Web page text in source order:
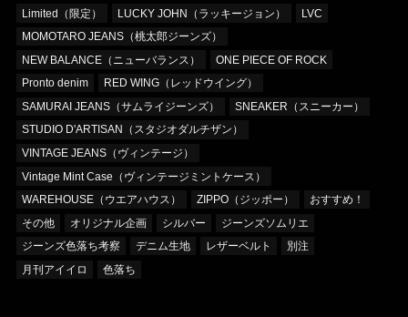
Limited（限定）
LUCKY JOHN（ラッキージョン）
LVC
MOMOTARO JEANS（桃太郎ジーンズ）
NEW BALANCE（ニューバランス）
ONE PIECE OF ROCK
Pronto denim
RED WING（レッドウイング）
SAMURAI JEANS（サムライジーンズ）
SNEAKER（スニーカー）
STUDIO D'ARTISAN（スタジオダルチザン）
VINTAGE JEANS（ヴィンテージ）
Vintage Mint Case（ヴィンテージミントケース）
WAREHOUSE（ウエアハウス）
ZIPPO（ジッポー）
おすすめ！
その他
オリジナル企画 シルバー
ジーンズソムリエ
ジーンズ色落ち考察
デニム生地 レザーベルト
別注
月刊アイイロ
色落ち